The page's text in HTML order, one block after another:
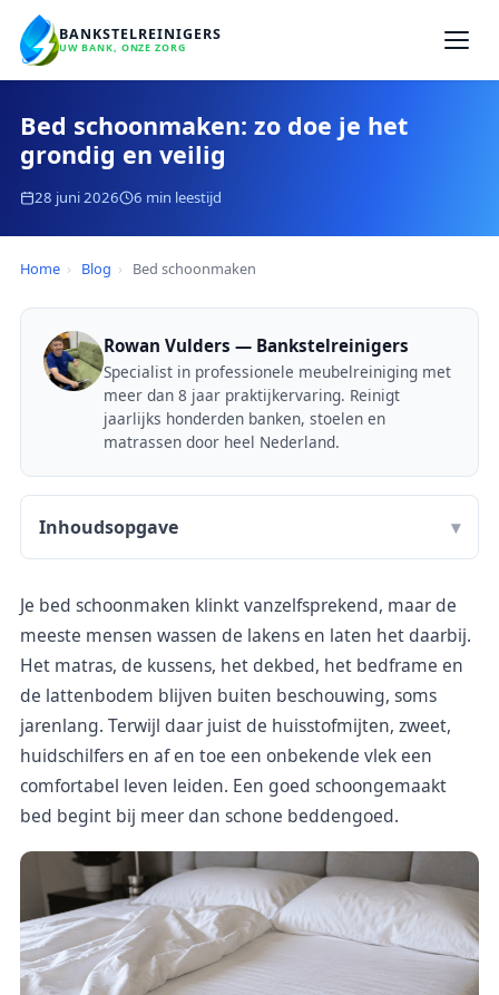
BANKSTELREINIGERS
UW BANK, ONZE ZORG
Bed schoonmaken: zo doe je het
grondig en veilig
28 juni 2026 6 min leestijd
Home › Blog › Bed schoonmaken
Rowan Vulders — Bankstelreinigers
Specialist in professionele meubelreiniging met
meer dan 8 jaar praktijkervaring. Reinigt
jaarlijks honderden banken, stoelen en
matrassen door heel Nederland.
Je bed schoonmaken klinkt vanzelfsprekend, maar de
meeste mensen wassen de lakens en laten het daarbij.
Het matras, de kussens, het dekbed, het bedframe en
de lattenbodem blijven buiten beschouwing, soms
jarenlang. Terwijl daar juist de huisstofmijten, zweet,
huidschilfers en af en toe een onbekende vlek een
comfortabel leven leiden. Een goed schoongemaakt
bed begint bij meer dan schone beddengoed.
Inhoudsopgave